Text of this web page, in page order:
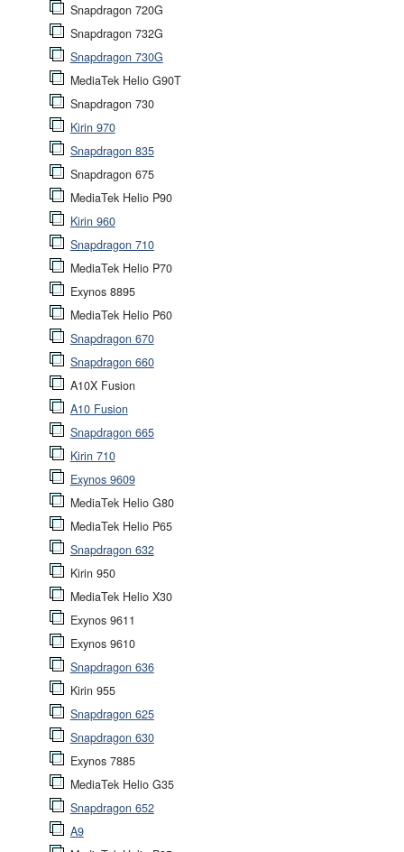
Snapdragon 720G
Snapdragon 732G
Snapdragon 730G
MediaTek Helio G90T
Snapdragon 730
Kirin 970
Snapdragon 835
Snapdragon 675
MediaTek Helio P90
Kirin 960
Snapdragon 710
MediaTek Helio P70
Exynos 8895
MediaTek Helio P60
Snapdragon 670
Snapdragon 660
A10X Fusion
A10 Fusion
Snapdragon 665
Kirin 710
Exynos 9609
MediaTek Helio G80
MediaTek Helio P65
Snapdragon 632
Kirin 950
MediaTek Helio X30
Exynos 9611
Exynos 9610
Snapdragon 636
Kirin 955
Snapdragon 625
Snapdragon 630
Exynos 7885
MediaTek Helio G35
Snapdragon 652
A9